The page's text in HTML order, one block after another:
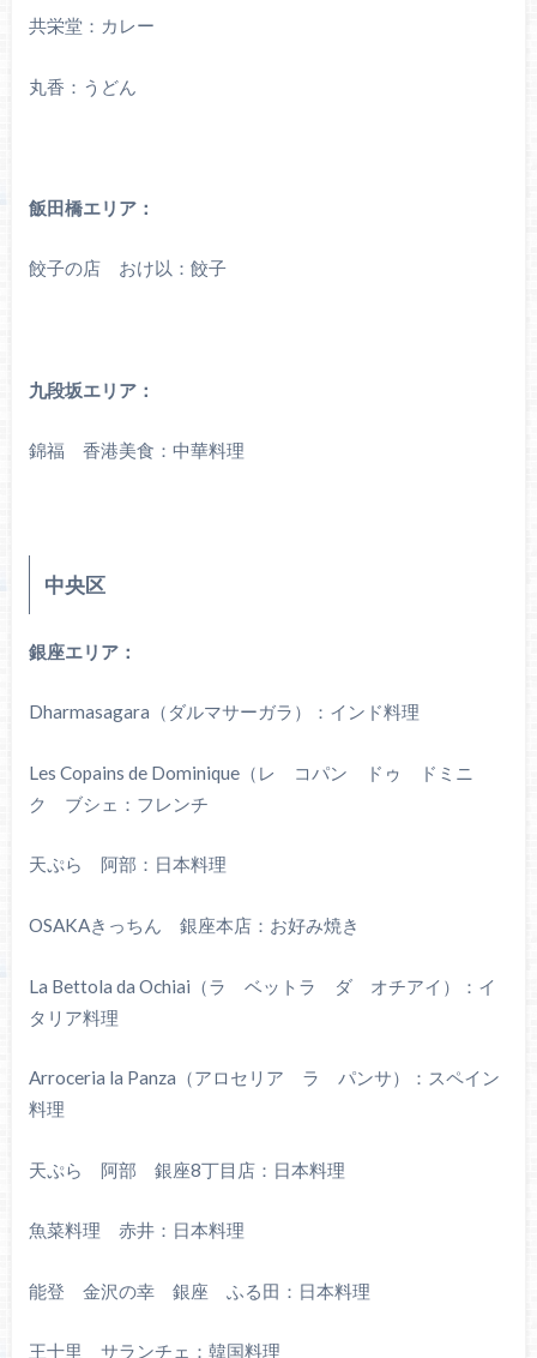
共栄堂：カレー
丸香：うどん
飯田橋エリア：
餃子の店 おけ以：餃子
九段坂エリア：
錦福 香港美食：中華料理
中央区
銀座エリア：
Dharmasagara（ダルマサーガラ）：インド料理
Les Copains de Dominique（レ コパン ドゥ ドミニ
ク ブシェ：フレンチ
天ぷら 阿部：日本料理
OSAKAきっちん 銀座本店：お好み焼き
La Bettola da Ochiai（ラ ベットラ ダ オチアイ）：イ
タリア料理
Arroceria la Panza（アロセリア ラ パンサ）：スペイン
料理
天ぷら 阿部 銀座8丁目店：日本料理
魚菜料理 赤井：日本料理
能登 金沢の幸 銀座 ふる田：日本料理
王十里 サランチェ：韓国料理